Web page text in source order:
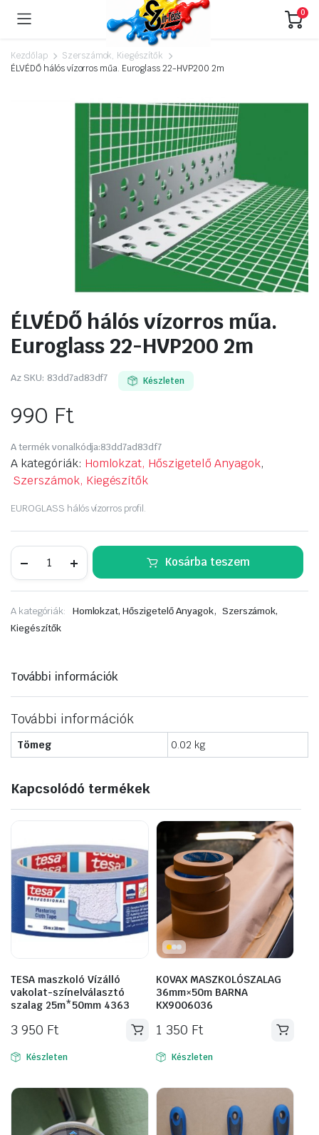
0
Kezdőlap
Szerszámok, Kiegészítők
ÉLVÉDŐ hálós vízorros műa. Euroglass 22-HVP200 2m
ÉLVÉDŐ hálós vízorros műa.
Euroglass 22-HVP200 2m
Az SKU: 83dd7ad83df7 Készleten
990 Ft
A termék vonalkódja:83dd7ad83df7
A kategóriák: Homlokzat, Hőszigetelő Anyagok,
Szerszámok, Kiegészítők
EUROGLASS hálós vízorros profil.
hálós
műa.
22-
HVP200
Kosárba teszem
A kategóriák: Homlokzat, Hőszigetelő Anyagok, Szerszámok,
Kiegészítők
További információk
További információk
Tömeg 0.02 kg
Kapcsolódó termékek
TESA maszkoló Vízálló
vakolat-színelválasztó
szalag 25m*50mm 4363
3 950 Ft
Készleten
KOVAX MASZKOLÓSZALAG
36mm×50m BARNA
KX9006036
1 350 Ft
Készleten